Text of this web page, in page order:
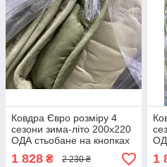
Ковдра Євро розміру 4
сезони зима-літо 200х220
ОДА стьобане на кнопках
3 в 1,
1 828 ₴ 2 230 ₴
3
1